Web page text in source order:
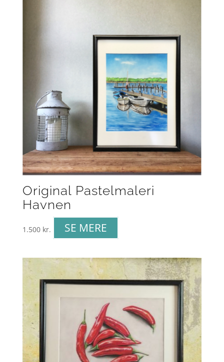
Original Pastelmaleri
Havnen
1.500 kr. SE MERE